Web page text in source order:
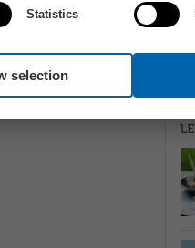
Statistics
selection